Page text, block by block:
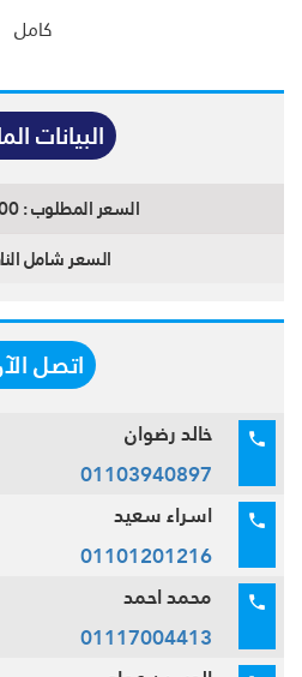
كامل
البيانات
السعر المطلوب :24,000,000
السعر شامل
اتصل
خالد رضوان
01103940897
اسراء سعيد
01101201216
محمد احمد
01117004413